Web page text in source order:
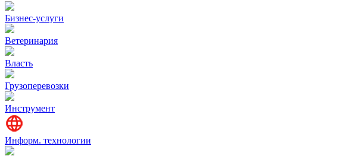
Бизнес-услуги
Ветеринария
Власть
Грузоперевозки
Инструмент
Информ. технологии